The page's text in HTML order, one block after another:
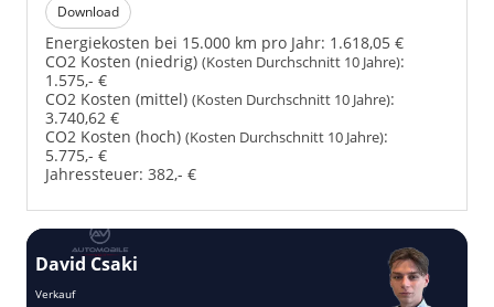
Download
Energiekosten bei 15.000 km pro Jahr: 1.618,05 €
CO2 Kosten (niedrig) (Kosten Durchschnitt 10 Jahre):
1.575,- €
CO2 Kosten (mittel) (Kosten Durchschnitt 10 Jahre):
3.740,62 €
CO2 Kosten (hoch) (Kosten Durchschnitt 10 Jahre):
5.775,- €
Jahressteuer: 382,- €
David Csaki
Verkauf